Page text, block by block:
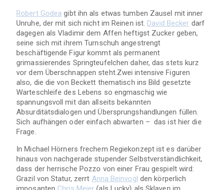
Robert Godea gibt ihn als etwas tumben Zausel mit inner
Unruhe, der mit sich nicht im Reinen ist. David Becker darf
dagegen als Vladimir dem Affen heftigst Zucker geben,
seine sich mit ihrem Turnschuh angestrengt
beschäftigende Figur kommt als permanent
grimassierendes Springteufelchen daher, das stets kurz
vor dem Überschnappen steht.Zwei intensive Figuren
also, die die von Beckett thematisch ins Bild gesetzte
Warteschleife des Lebens so engmaschig wie
spannungsvoll mit dan allseits bekannten
Absurditätsdialogen und Übersprungshandlungen füllen.
Sich aufhängen oder einfach abwarten – das ist hier die
Frage.
In Michael Hörners frechem Regiekonzept ist es darüber
hinaus von nachgerade stupender Selbstverständlichkeit,
dass der herrische Pozzo von einer Frau gespielt wird:
Grazil von Statur, zerrt Anna Beinvogl den körperlich